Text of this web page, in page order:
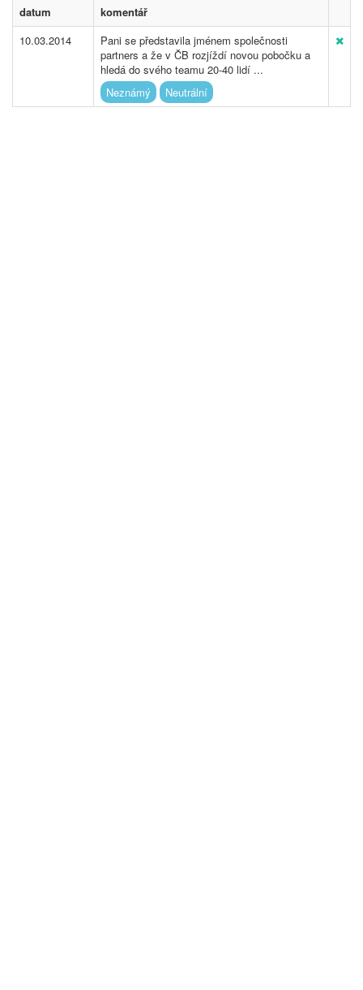
datum
komentář
10.03.2014
Pani se představila jménem společnosti
partners a že v ČB rozjíždí novou pobočku a
hledá do svého teamu 20-40 lidí ...
Neznámý
Neutrální